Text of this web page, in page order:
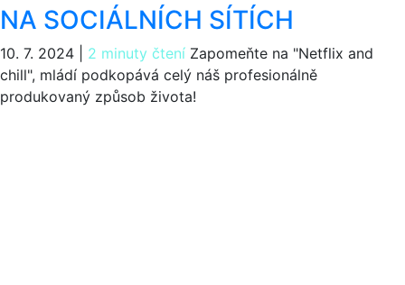
NA SOCIÁLNÍCH SÍTÍCH
10. 7. 2024 2 minuty čtení Zapomeňte na "Netflix and
chill", mládí podkopává celý náš profesionálně
produkovaný způsob života!